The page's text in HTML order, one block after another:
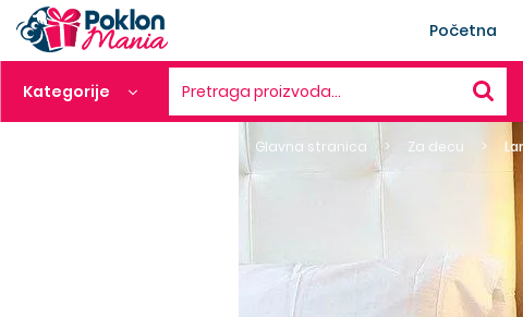
Početna
Kategorije Pretraga proizvoda…
Glavna stranica Za decu